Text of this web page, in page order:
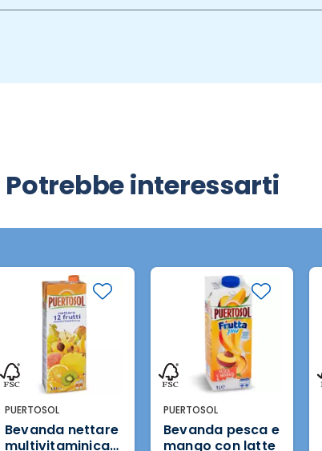
Potrebbe interessarti
PUERTOSOL
Bevanda pesca e
mango con latte
PUERTOSOL
Bevanda con
frutti di bosco e